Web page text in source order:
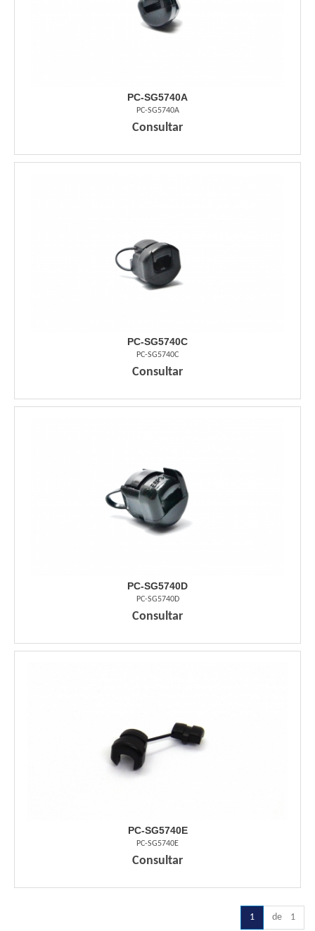
PC-SG5740A
PC-SG5740A
Consultar
PC-SG5740C
PC-SG5740C
Consultar
PC-SG5740D
PC-SG5740D
Consultar
PC-SG5740E
PC-SG5740E
Consultar
1 de 1